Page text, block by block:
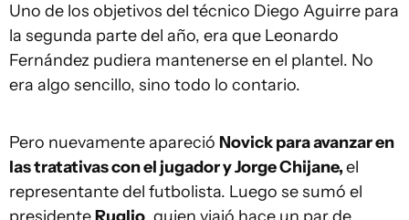
Uno de los objetivos del técnico Diego Aguirre para
la segunda parte del año, era que Leonardo
Fernández pudiera mantenerse en el plantel. No
era algo sencillo, sino todo lo contario.
Pero nuevamente apareció Novick para avanzar en
las tratativas con el jugador y Jorge Chijane,el
representante del futbolista. Luego se sumó el